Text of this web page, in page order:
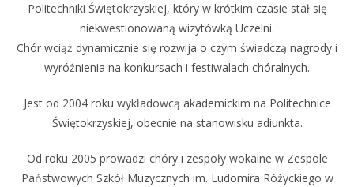
Politechniki Świętokrzyskiej, który w krótkim czasie stał się
niekwestionowaną wizytówką Uczelni.
Chór wciąż dynamicznie się rozwija o czym świadczą nagrody i
wyróżnienia na konkursach i festiwalach chóralnych.
Jest od 2004 roku wykładowcą akademickim na Politechnice
Świętokrzyskiej, obecnie na stanowisku adiunkta.
Od roku 2005 prowadzi chóry i zespoły wokalne w Zespole
Państwowych Szkół Muzycznych im. Ludomira Różyckiego w